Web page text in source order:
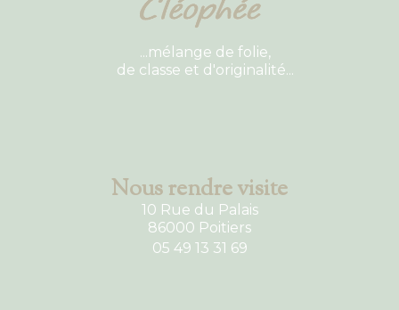
...mélange de folie,
de classe et d'originalité...
Nous rendre visite
10 Rue du Palais
86000 Poitiers
05 49 13 31 69